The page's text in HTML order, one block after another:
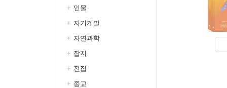
인물
자기계발
자연과학
잡지
전집
종교